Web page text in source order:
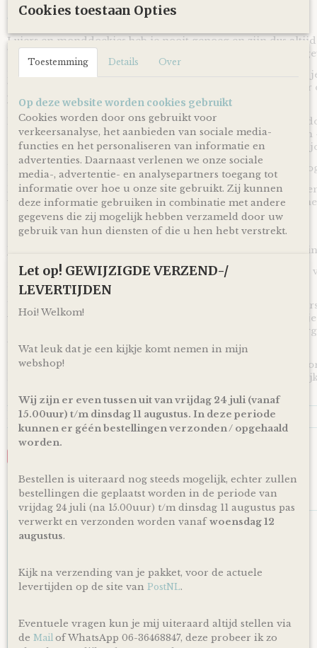
We Owl love Gifts!
Luiers en monddoekjes heb je nooit genoeg en zijn dus
baby op komst of wanneer je net kersverse papa en mama
Met deze Luiertaart Konijnen Clay bruin - donker Grijs heb
bruikbaar kraamcadeau voor een zwangerschap,
handig om te krijgen en leuk om te geven!
Door de mooie combinatie van clay bruin gekleurde
grijs gekleurde linten is deze Luiertaart Konijnen Clay
om cadeau te geven bij de komst of geboorte van zowel een
Een ideaal cadeau voor wanneer het geslacht van de baby
De luiertaart wordt op een kartonnen onderplaat geplaatst
verpakt door middel van doorzichtig folie en lint, zodat je
Ophalen & Verzenden
, komen ophalen
Of je laat je bestellinggratis binnen Nederland verzenden*
inclusief track en trace code!
Uiteraard is rechtstreeks verzending naar de kersverse
voor de persoonlijke touch kan je een eigen wens of
achterlaten in het opmerkingen veld bij het bestellen en
toegevoegd wordt aan je cadeau!
*Producten, op voorraad, worden binnen 1-4 werkdagen
levering is afhankelijk van de dienstregeling van PostNL.
Reacties
Ook interessant
Cookies toestaan Opties
Toestemming Details Over
Op deze website worden cookies gebruikt
Cookies worden door ons gebruikt voor
verkeersanalyse, het aanbieden van sociale media-
functies en het personaliseren van informatie en
advertenties. Daarnaast verlenen we onze sociale
media-, advertentie- en analysepartners toegang tot
informatie over hoe u onze site gebruikt. Zij kunnen
deze informatie gebruiken in combinatie met andere
gegevens die zij mogelijk hebben verzameld door uw
gebruik van hun diensten of die u hen hebt verstrekt.
Let op! GEWIJZIGDE VERZEND-/
LEVERTIJDEN
Hoi! Welkom!
Wat leuk dat je een kijkje komt nemen in mijn
webshop!
Wij zijn er even tussen uit van vrijdag 24 juli (vanaf
15.00uur) t/m dinsdag 11 augustus. In deze periode
kunnen er géén bestellingen verzonden / opgehaald
worden.
Bestellen is uiteraard nog steeds mogelijk, echter zullen
bestellingen die geplaatst worden in de periode van
vrijdag 24 juli (na 15.00uur) t/m dinsdag 11 augustus pas
verwerkt en verzonden worden vanafwoensdag 12
augustus.
Kijk na verzending van je pakket, voor de actuele
levertijden op de site van PostNL.
Eventuele vragen kun je mij uiteraard altijd stellen via
de Mail of WhatsApp 06-36468847, deze probeer ik zo